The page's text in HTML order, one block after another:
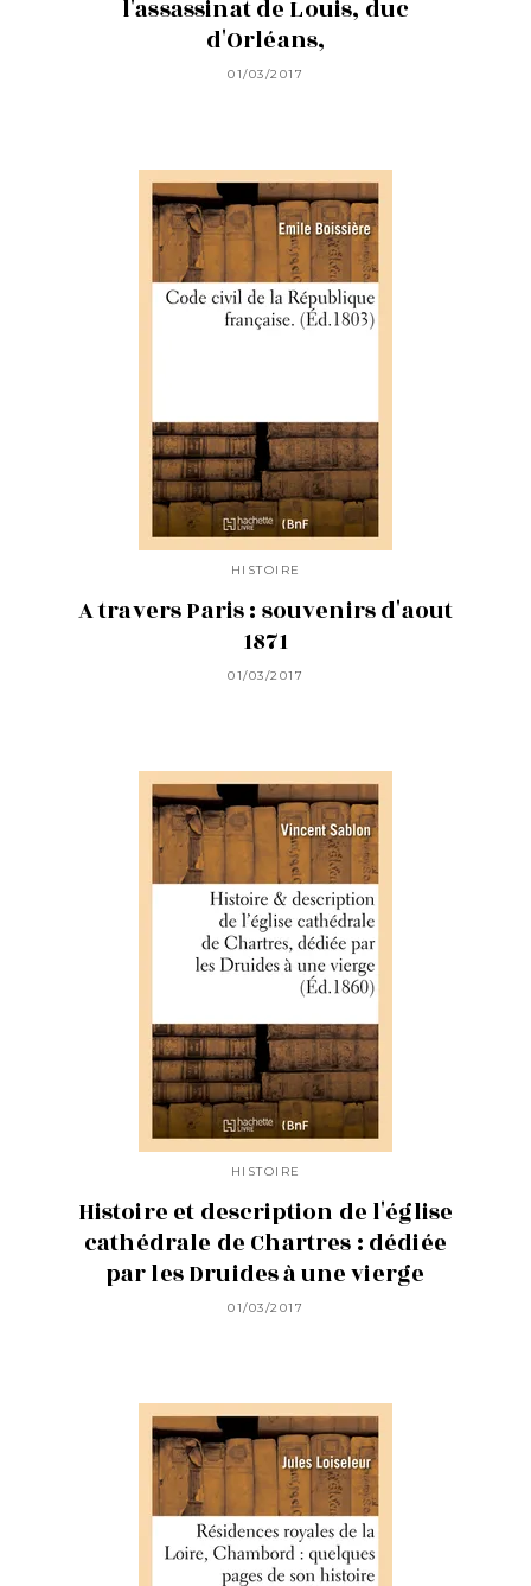
l'assassinat de Louis, duc
d'Orléans,
01/03/2017
HISTOIRE
A travers Paris : souvenirs d'aout
1871
01/03/2017
HISTOIRE
Histoire et description de l'église
cathédrale de Chartres : dédiée
par les Druides à une vierge
01/03/2017